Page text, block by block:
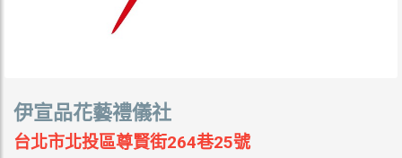
伊宣品花藝禮儀社
台北市北投區尊賢街264巷25號